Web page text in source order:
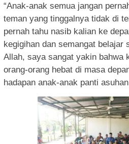
“Anak-anak semua jangan
teman yang tinggalnya tidak di
pernah tahu nasib kalian ke
kegigihan dan semangat belajar
Allah, saya sangat yakin bahwa
orang-orang hebat di masa
hadapan anak-anak panti